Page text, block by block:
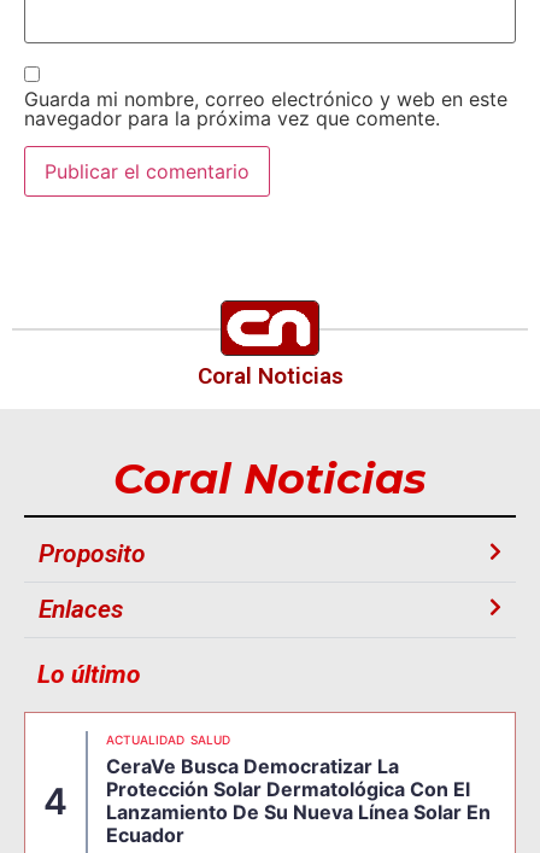
Guarda mi nombre, correo electrónico y web en este
navegador para la próxima vez que comente.
Coral Noticias
Coral Noticias
Proposito
Enlaces
Lo último
4
ACTUALIDAD SALUD
CeraVe Busca Democratizar La
Protección Solar Dermatológica Con El
Lanzamiento De Su Nueva Línea Solar En
Ecuador